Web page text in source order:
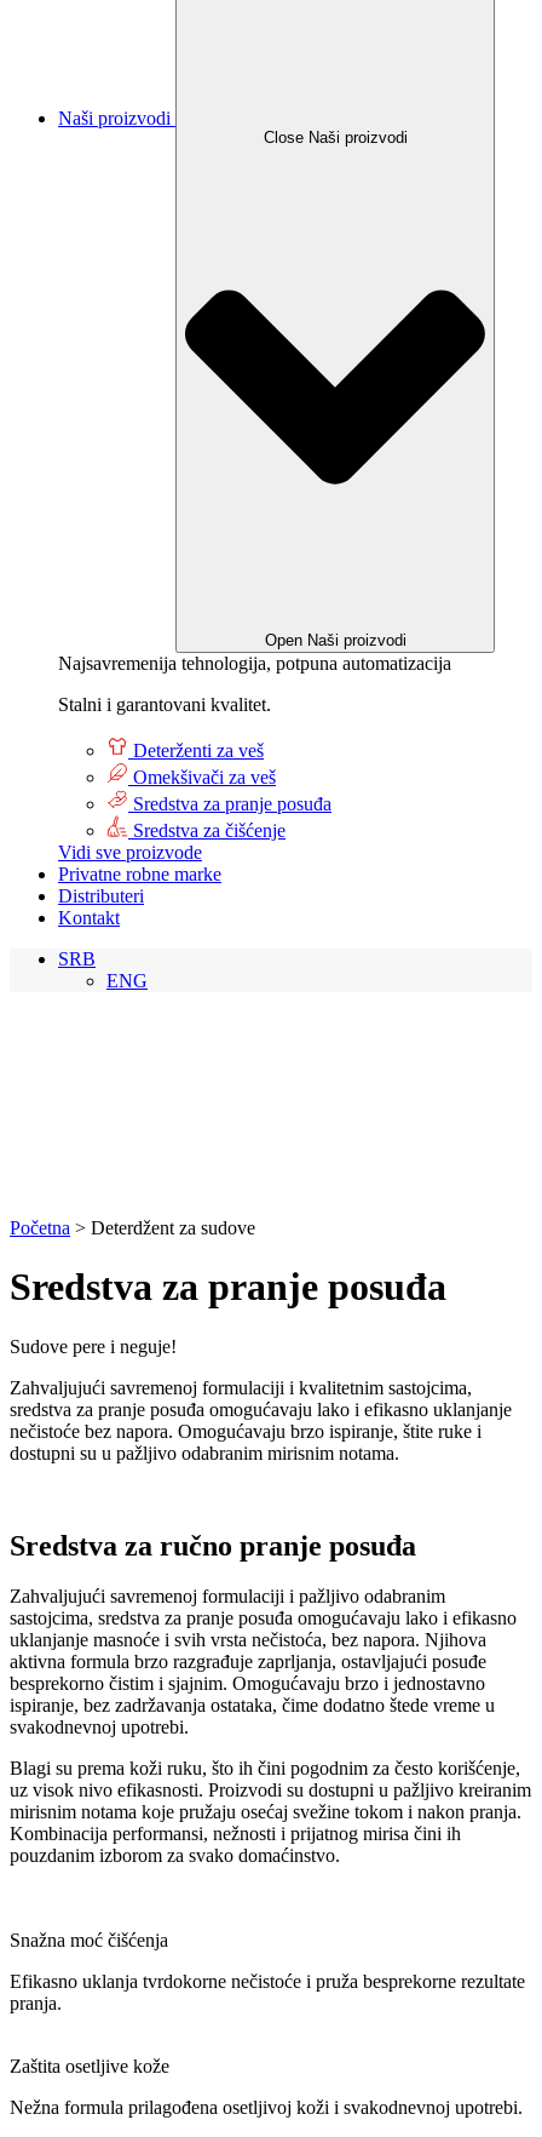
Naši proizvodi
Close Naši proizvodi
Open Naši proizvodi
Najsavremenija tehnologija, potpuna automatizacija
Stalni i garantovani kvalitet.
Deterženti za veš
Omekšivači za veš
Sredstva za pranje posuđa
Sredstva za čišćenje
Vidi sve proizvode
Privatne robne marke
Distributeri
Kontakt
SRB
ENG
Početna > Deterdžent za sudove
Sredstva za pranje posuđa
Sudove pere i neguje!
Zahvaljujući savremenoj formulaciji i kvalitetnim sastojcima,
sredstva za pranje posuđa omogućavaju lako i efikasno uklanjanje
nečistoće bez napora. Omogućavaju brzo ispiranje, štite ruke i
dostupni su u pažljivo odabranim mirisnim notama.
Sredstva za ručno pranje posuđa
Zahvaljujući savremenoj formulaciji i pažljivo odabranim
sastojcima, sredstva za pranje posuđa omogućavaju lako i efikasno
uklanjanje masnoće i svih vrsta nečistoća, bez napora. Njihova
aktivna formula brzo razgrađuje zaprljanja, ostavljajući posuđe
besprekorno čistim i sjajnim. Omogućavaju brzo i jednostavno
ispiranje, bez zadržavanja ostataka, čime dodatno štede vreme u
svakodnevnoj upotrebi.
Blagi su prema koži ruku, što ih čini pogodnim za često korišćenje,
uz visok nivo efikasnosti. Proizvodi su dostupni u pažljivo kreiranim
mirisnim notama koje pružaju osećaj svežine tokom i nakon pranja.
Kombinacija performansi, nežnosti i prijatnog mirisa čini ih
pouzdanim izborom za svako domaćinstvo.
Snažna moć čišćenja
Efikasno uklanja tvrdokorne nečistoće i pruža besprekorne rezultate
pranja.
Zaštita osetljive kože
Nežna formula prilagođena osetljivoj koži i svakodnevnoj upotrebi.